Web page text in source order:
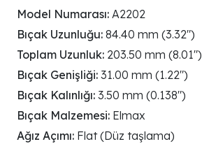
Model Numarası: A2202
Bıçak Uzunluğu: 84.40 mm (3.32")
Toplam Uzunluk: 203.50 mm (8.01")
Bıçak Genişliği: 31.00 mm (1.22")
Bıçak Kalınlığı: 3.50 mm (0.138")
Bıçak Malzemesi: Elmax
Ağız Açımı: Flat (Düz taşlama)